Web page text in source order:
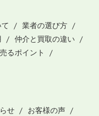
業者の選び方
仲介と買取の違い
るポイント
せ
お客様の声